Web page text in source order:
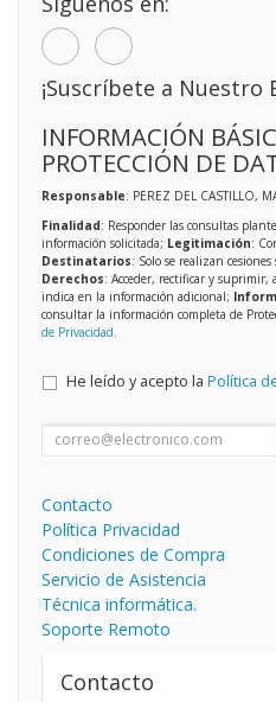
¡Suscríbete a Nuestro
INFORMACIÓN
PROTECCIÓN DE
Responsable: PEREZ DEL CASTILLO,
Finalidad: Responder las consultas
información solicitada; Legitimación:
Destinatarios: Solo se realizan
Derechos: Acceder, rectificar y suprimir,
indica en la información adicional;
consultar la información completa de
de Privacidad
He leído y acepto la Política
Contacto
Política Privacidad
Condiciones de Compra
Servicio de Asistencia
Técnica informática.
Soporte Remoto
Contacto